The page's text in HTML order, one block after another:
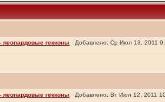
гекконы Добавлено: Ср Июл 13, 2011
гекконы Добавлено: Вт Июл 12, 2011